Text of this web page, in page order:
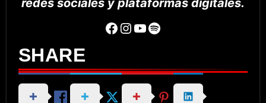
redes sociales y plataformas digitales.
Facebook Instagram YouTube Spotify
SHARE